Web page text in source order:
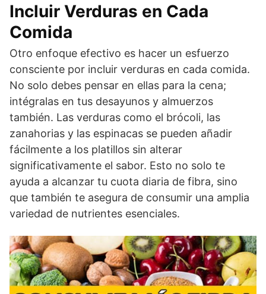
Incluir Verduras en Cada
Comida
Otro enfoque efectivo es hacer un esfuerzo
consciente por incluir verduras en cada comida.
No solo debes pensar en ellas para la cena;
intégralas en tus desayunos y almuerzos
también. Las verduras como el brócoli, las
zanahorias y las espinacas se pueden añadir
fácilmente a los platillos sin alterar
significativamente el sabor. Esto no solo te
ayuda a alcanzar tu cuota diaria de fibra, sino
que también te asegura de consumir una amplia
variedad de nutrientes esenciales.